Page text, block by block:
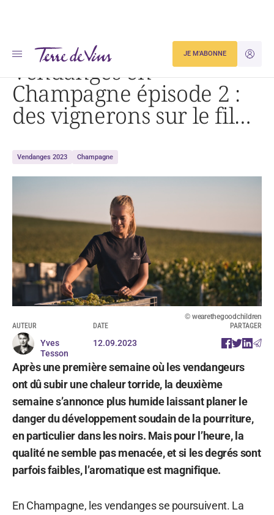
JE
JE M'ABONNE
Accueil Actualités Vendanges en Champagne épisode 2 : des vignerons sur le fil…
Vendanges en
Champagne épisode 2 :
des vignerons sur le fil…
Vendanges 2023 Champagne
© wearethegoodchildren
AUTEUR
Yves
Tesson
DATE
12.09.2023
PARTAGER
Après une première semaine où les vendangeurs
ont dû subir une chaleur torride, la deuxième
semaine s’annonce plus humide laissant planer le
danger du développement soudain de la pourriture,
en particulier dans les noirs. Mais pour l’heure, la
qualité ne semble pas menacée, et si les degrés sont
parfois faibles, l’aromatique est magnifique.
En Champagne, les vendanges se poursuivent. La